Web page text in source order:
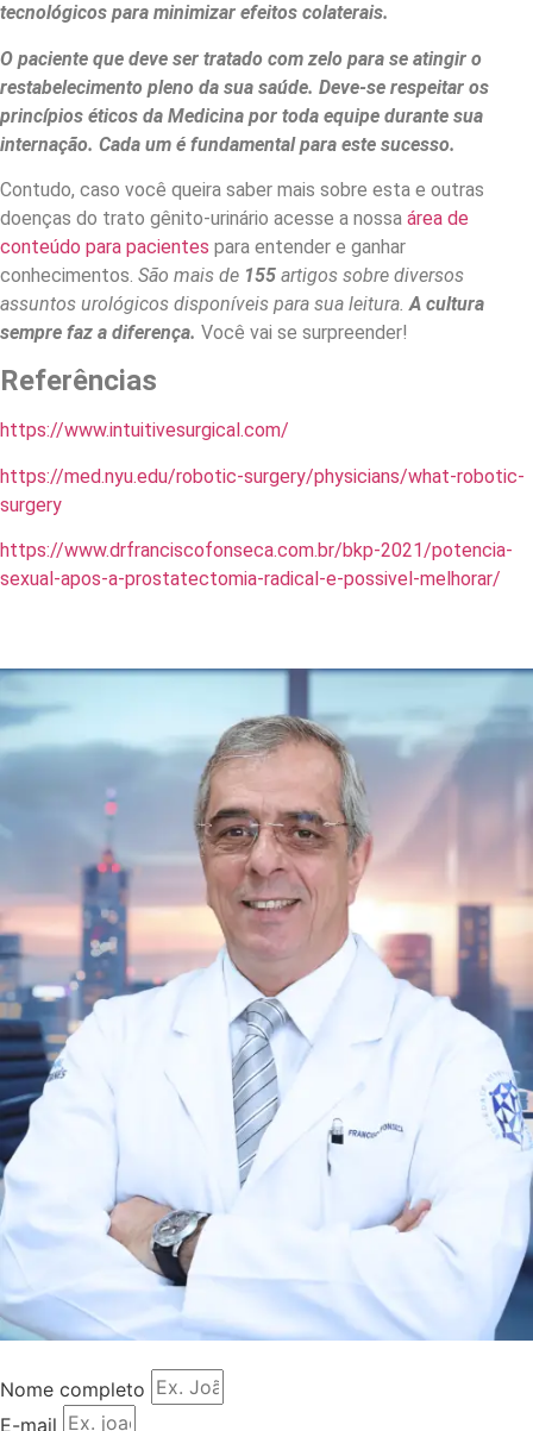
tecnológicos para minimizar efeitos colaterais.
O paciente que deve ser tratado com zelo para se atingir o
restabelecimento pleno da sua saúde. Deve-se respeitar os
princípios éticos da Medicina por toda equipe durante sua
internação. Cada um é fundamental para este sucesso.
Contudo, caso você queira saber mais sobre esta e outras
doenças do trato gênito-urinário acesse a nossa área de
conteúdo para pacientes para entender e ganhar
conhecimentos. São mais de 155 artigos sobre diversos
assuntos urológicos disponíveis para sua leitura.A cultura
sempre faz a diferença. Você vai se surpreender!
Referências
https://www.intuitivesurgical.com/
https://med.nyu.edu/robotic-surgery/physicians/what-robotic-
surgery
https://www.drfranciscofonseca.com.br/bkp-2021/potencia-
sexual-apos-a-prostatectomia-radical-e-possivel-melhorar/
Nome completo
E-mail